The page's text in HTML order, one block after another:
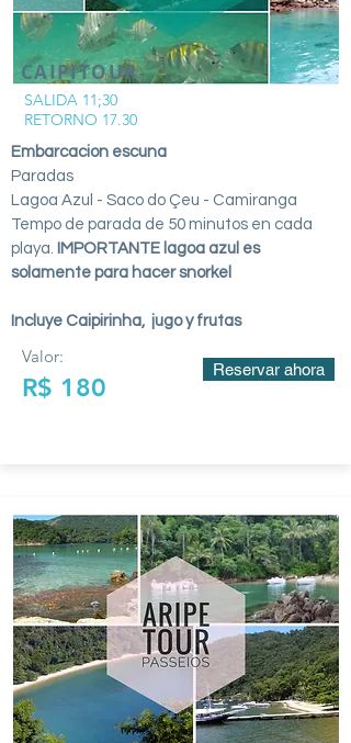
CAIPITOUR
SALIDA 11;30
RETORNO 17.30
Embarcacion escuna
Paradas
Lagoa Azul - Saco do Çeu - Camiranga
Tempo de parada de 50 minutos en cada
playa. IMPORTANTE lagoa azul es
solamente para hacer snorkel
Incluye Caipirinha, jugo y frutas
Valor:
R$ 180
Reservar ahora